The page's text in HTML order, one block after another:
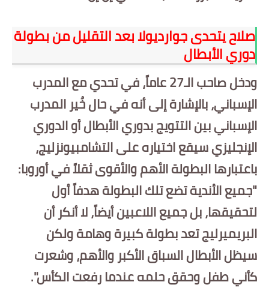
صلاح يتحدى جوارديولا بعد التقليل من بطولة
دوري الأبطال
ودخل صاحب الـ27 عاماً، في تحدي مع المدرب
الإسباني، بالإشارة إلى أنه في حال خُير المدرب
الإسباني بين التتويج بدوري الأبطال أو الدوري
الإنجليزي سيقع اختياره على التشامبيونزليج،
باعتبارها البطولة الأهم والأقوى ثقلاً في أوروبا:
"جميع الأندية تضع تلك البطولة هدفاً أول
لتحقيقها، بل جميع اللاعبين أيضاً، لا أنكر أن
البريميرليج تعد بطولة كبيرة وهامة ولكن
سيظل الأبطال السباق الأكبر والأهم، وشعرت
كأني طفل وحقق حلمه عندما رفعت الكأس".